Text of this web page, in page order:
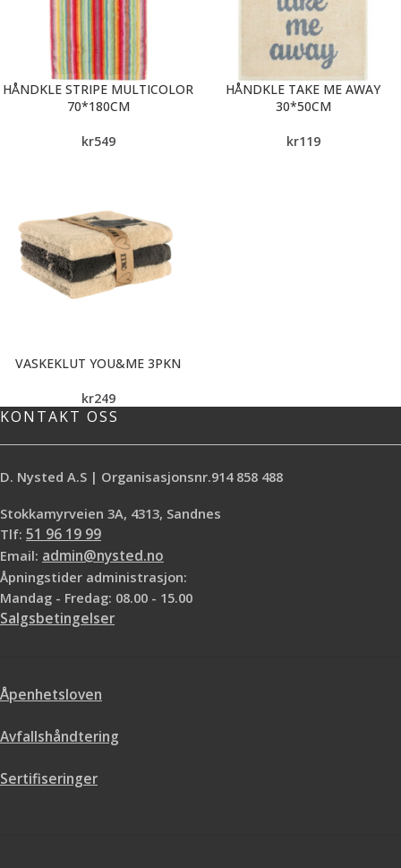
HÅNDKLE STRIPE MULTICOLOR
70*180CM
kr549
HÅNDKLE TAKE ME AWAY
30*50CM
kr119
VASKEKLUT YOU&ME 3PKN
kr249
KONTAKT OSS
D. Nysted A.S | Organisasjonsnr.914 858 488
Stokkamyrveien 3A, 4313, Sandnes
Tlf: 51 96 19 99
Email: admin@nysted.no
Åpningstider administrasjon:
Mandag - Fredag: 08.00 - 15.00
Salgsbetingelser
Åpenhetsloven
Avfallshåndtering
Sertifiseringer